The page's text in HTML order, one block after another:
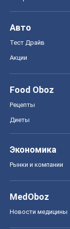
Авто
Тест Драйв
Акции
Food Oboz
Рецепты
Диеты
Экономика
Рынки и компании
MedOboz
Новости медицины